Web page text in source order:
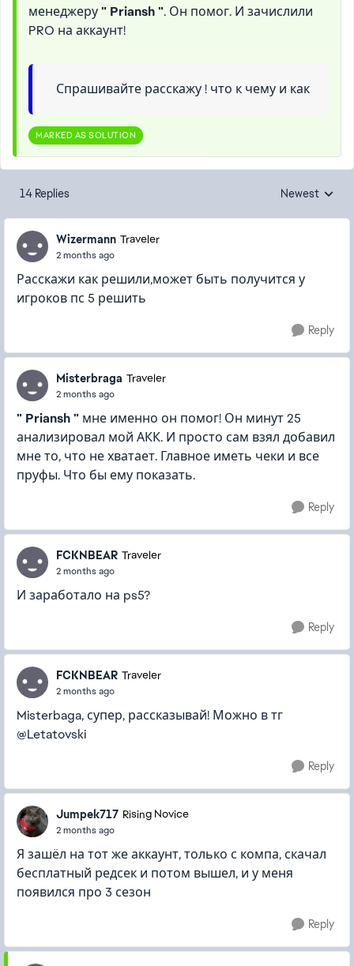
менеджеру" Priansh ". Он помог. И зачислили
PRO на аккаунт!
Спрашивайте расскажу ! что к чему и как
MARKED AS SOLUTION
14 Replies Replies sorted
Newest
Wizermann Traveler
2 months ago
Расскажи как решили,может быть получится у
игроков пс 5 решить
Reply
Misterbraga Traveler
2 months ago
" Priansh " мне именно он помог! Он минут 25
анализировал мой АКК. И просто сам взял добавил
мне то, что не хватает. Главное иметь чеки и все
пруфы. Что бы ему показать.
Reply
FCKNBEAR Traveler
2 months ago
И заработало на ps5?
Reply
FCKNBEAR Traveler
2 months ago
Misterbaga, супер, рассказывай! Можно в тг
@Letatovski
Reply
Jumpek717 Rising Novice
2 months ago
Я зашёл на тот же аккаунт, только с компа, скачал
бесплатный редсек и потом вышел, и у меня
появился про 3 сезон
Reply